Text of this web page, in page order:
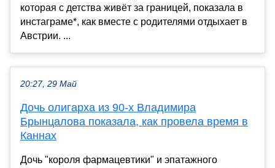
которая с детства живёт за границей, показала в
инстаграме*, как вместе с родителями отдыхает в
Австрии. ...
20:27, 29 Май
Дочь олигарха из 90-х Владимира
Брынцалова показала, как провела время в
Каннах
Дочь "короля фармацевтики" и эпатажного